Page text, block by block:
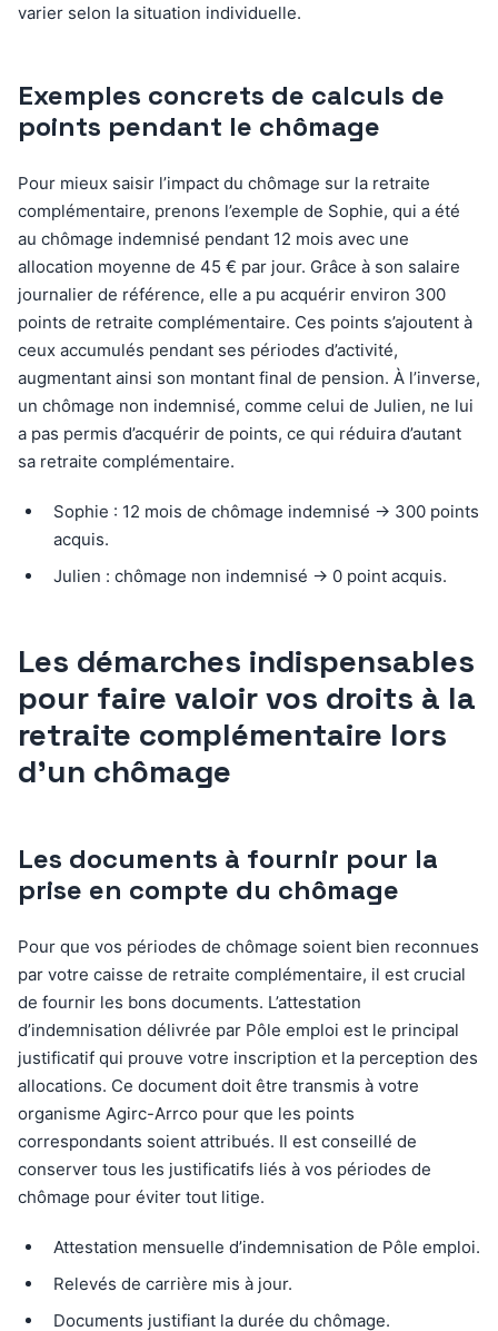
varier selon la situation individuelle.
Exemples concrets de calculs de
points pendant le chômage
Pour mieux saisir l’impact du chômage sur la retraite
complémentaire, prenons l’exemple de Sophie, qui a été
au chômage indemnisé pendant 12 mois avec une
allocation moyenne de 45 € par jour. Grâce à son salaire
journalier de référence, elle a pu acquérir environ 300
points de retraite complémentaire. Ces points s’ajoutent à
ceux accumulés pendant ses périodes d’activité,
augmentant ainsi son montant final de pension. À l’inverse,
un chômage non indemnisé, comme celui de Julien, ne lui
a pas permis d’acquérir de points, ce qui réduira d’autant
sa retraite complémentaire.
Sophie : 12 mois de chômage indemnisé → 300 points
acquis.
Julien : chômage non indemnisé → 0 point acquis.
Les démarches indispensables
pour faire valoir vos droits à la
retraite complémentaire lors
d’un chômage
Les documents à fournir pour la
prise en compte du chômage
Pour que vos périodes de chômage soient bien reconnues
par votre caisse de retraite complémentaire, il est crucial
de fournir les bons documents. L’attestation
d’indemnisation délivrée par Pôle emploi est le principal
justificatif qui prouve votre inscription et la perception des
allocations. Ce document doit être transmis à votre
organisme Agirc-Arrco pour que les points
correspondants soient attribués. Il est conseillé de
conserver tous les justificatifs liés à vos périodes de
chômage pour éviter tout litige.
Attestation mensuelle d’indemnisation de Pôle emploi.
Relevés de carrière mis à jour.
Documents justifiant la durée du chômage.